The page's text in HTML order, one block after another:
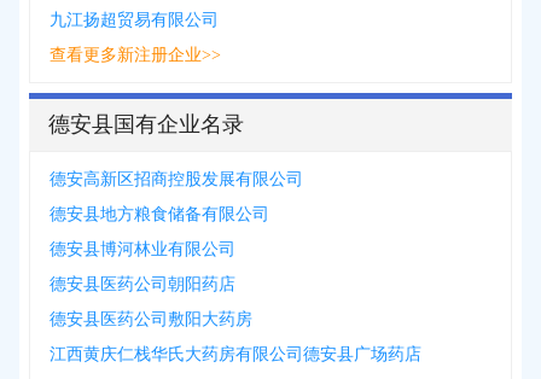
九江扬超贸易有限公司
查看更多新注册企业>>
德安县国有企业名录
德安高新区招商控股发展有限公司
德安县地方粮食储备有限公司
德安县博河林业有限公司
德安县医药公司朝阳药店
德安县医药公司敷阳大药房
江西黄庆仁栈华氏大药房有限公司德安县广场药店